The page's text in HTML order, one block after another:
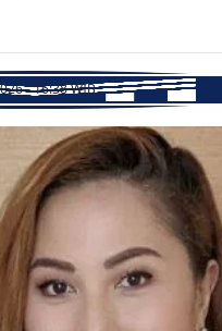
- 16:38 WIB